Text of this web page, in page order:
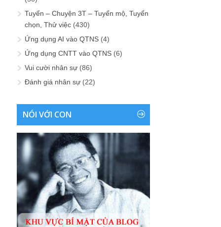
Tuyển – Chuyện 3T – Tuyển mộ, Tuyển
chọn, Thử việc (430)
Ứng dụng AI vào QTNS (4)
Ứng dụng CNTT vào QTNS (6)
Vui cười nhân sự (86)
Đánh giá nhân sự (22)
NÓI VỚI CON